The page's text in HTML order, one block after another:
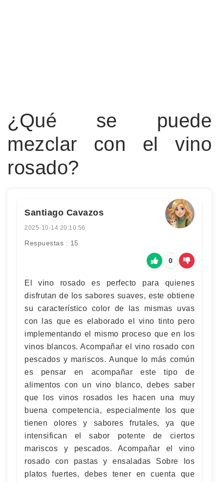
¿Qué se puede
mezclar con el vino
rosado?
Santiago Cavazos
2025-10-14 20:10:56
Respuestas : 15
0
El vino rosado es perfecto para quienes
disfrutan de los sabores suaves, este obtiene
su característico color de las mismas uvas
con las que es elaborado el vino tinto pero
implementando el mismo proceso que en los
vinos blancos. Acompañar el vino rosado con
pescados y mariscos. Aunque lo más común
es pensar en acompañar este tipo de
alimentos con un vino blanco, debes saber
que los vinos rosados les hacen una muy
buena competencia, especialmente los que
tienen olores y sabores frutales, ya que
intensifican el sabor potente de ciertos
mariscos y pescados. Acompañar el vino
rosado con pastas y ensaladas Sobre los
platos fuertes, debes tener en cuenta que